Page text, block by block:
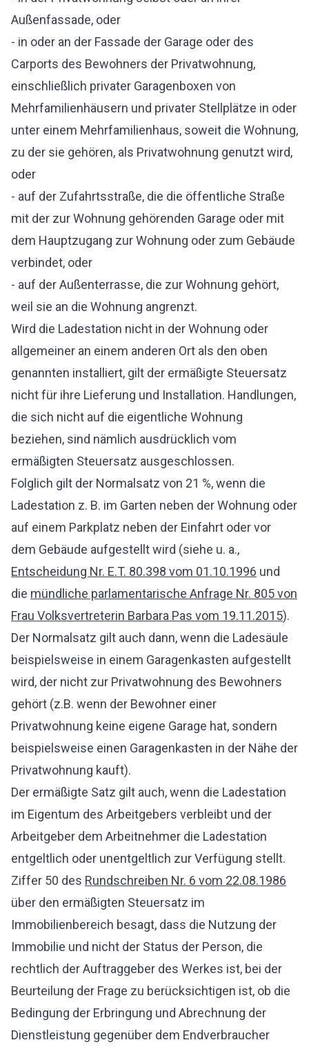
Außenfassade, oder
- in oder an der Fassade der Garage oder des
Carports des Bewohners der Privatwohnung,
einschließlich privater Garagenboxen von
Mehrfamilienhäusern und privater Stellplätze in oder
unter einem Mehrfamilienhaus, soweit die Wohnung,
zu der sie gehören, als Privatwohnung genutzt wird,
oder
- auf der Zufahrtsstraße, die die öffentliche Straße
mit der zur Wohnung gehörenden Garage oder mit
dem Hauptzugang zur Wohnung oder zum Gebäude
verbindet, oder
- auf der Außenterrasse, die zur Wohnung gehört,
weil sie an die Wohnung angrenzt.
Wird die Ladestation nicht in der Wohnung oder
allgemeiner an einem anderen Ort als den oben
genannten installiert, gilt der ermäßigte Steuersatz
nicht für ihre Lieferung und Installation. Handlungen,
die sich nicht auf die eigentliche Wohnung
beziehen, sind nämlich ausdrücklich vom
ermäßigten Steuersatz ausgeschlossen.
Folglich gilt der Normalsatz von 21 %, wenn die
Ladestation z. B. im Garten neben der Wohnung oder
auf einem Parkplatz neben der Einfahrt oder vor
dem Gebäude aufgestellt wird (siehe u. a.,
Entscheidung Nr. E.T. 80.398 vom 01.10.1996 und
die mündliche parlamentarische Anfrage Nr. 805 von
Frau Volksvertreterin Barbara Pas vom 19.11.2015).
Der Normalsatz gilt auch dann, wenn die Ladesäule
beispielsweise in einem Garagenkasten aufgestellt
wird, der nicht zur Privatwohnung des Bewohners
gehört (z.B. wenn der Bewohner einer
Privatwohnung keine eigene Garage hat, sondern
beispielsweise einen Garagenkasten in der Nähe der
Privatwohnung kauft).
Der ermäßigte Satz gilt auch, wenn die Ladestation
im Eigentum des Arbeitgebers verbleibt und der
Arbeitgeber dem Arbeitnehmer die Ladestation
entgeltlich oder unentgeltlich zur Verfügung stellt.
Ziffer 50 des Rundschreiben Nr. 6 vom 22.08.1986
über den ermäßigten Steuersatz im
Immobilienbereich besagt, dass die Nutzung der
Immobilie und nicht der Status der Person, die
rechtlich der Auftraggeber des Werkes ist, bei der
Beurteilung der Frage zu berücksichtigen ist, ob die
Bedingung der Erbringung und Abrechnung der
Dienstleistung gegenüber dem Endverbraucher